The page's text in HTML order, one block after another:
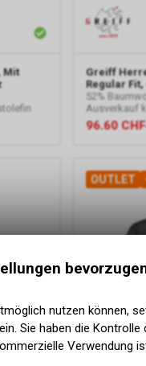
Mit
Greiff
Regular
52%
Ausverkauf
96.60 CHF
OUTLET
nutzen können,
Sie haben die
Verwendung